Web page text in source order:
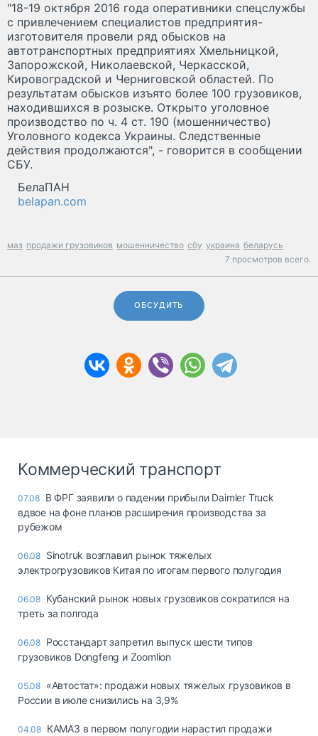
"18-19 октября 2016 года оперативники спецслужбы
с привлечением специалистов предприятия-
изготовителя провели ряд обысков на
автотранспортных предприятиях Хмельницкой,
Запорожской, Николаевской, Черкасской,
Кировоградской и Черниговской областей. По
результатам обысков изъято более 100 грузовиков,
находившихся в розыске. Открыто уголовное
производство по ч. 4 ст. 190 (мошенничество)
Уголовного кодекса Украины. Следственные
действия продолжаются", - говорится в сообщении
СБУ.
БелаПАН
belapan.com
маз продажи грузовиков мошенничество сбу украина беларусь
7 просмотров всего.
ОБСУДИТЬ
Коммерческий транспорт
07.08 В ФРГ заявили о падении прибыли Daimler Truck
вдвое на фоне планов расширения производства за
рубежом
06.08 Sinotruk возглавил рынок тяжелых
электрогрузовиков Китая по итогам первого полугодия
06.08 Кубанский рынок новых грузовиков сократился на
треть за полгода
06.08 Росстандарт запретил выпуск шести типов
грузовиков Dongfeng и Zoomlion
05.08 «Автостат»: продажи новых тяжелых грузовиков в
России в июле снизились на 3,9%
04.08 КАМАЗ в первом полугодии нарастил продажи